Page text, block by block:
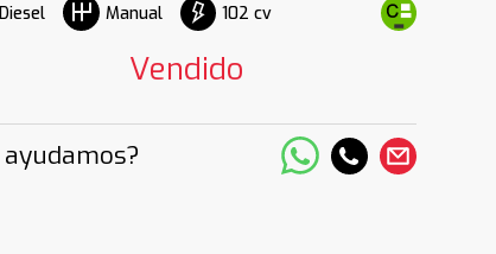
Diesel
Manual 102 cv
Vendido
ayudamos?